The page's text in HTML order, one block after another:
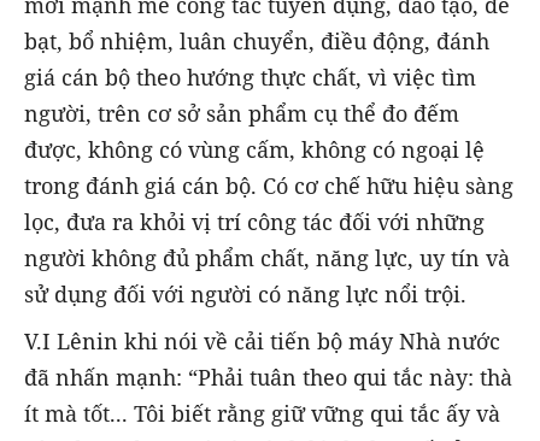
bạt, bổ nhiệm, luân chuyển, điều động, đánh
giá cán bộ theo hướng thực chất, vì việc tìm
người, trên cơ sở sản phẩm cụ thể đo đếm
được, không có vùng cấm, không có ngoại lệ
trong đánh giá cán bộ. Có cơ chế hữu hiệu sàng
lọc, đưa ra khỏi vị trí công tác đối với những
người không đủ phẩm chất, năng lực, uy tín và
sử dụng đối với người có năng lực nổi trội.
V.I Lênin khi nói về cải tiến bộ máy Nhà nước
đã nhấn mạnh: “Phải tuân theo qui tắc này: thà
ít mà tốt... Tôi biết rằng giữ vững qui tắc ấy và